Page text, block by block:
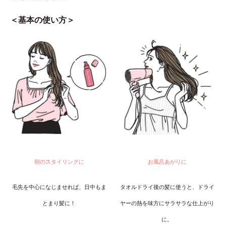
＜基本の使い方＞
朝のスタイリングに
毛先を中心になじませれば、日中もま
とまり髪に！
お風呂あがりに
タオルドライ後の髪に使うと、ドライ
ヤーの熱を味方にサラサラな仕上がり
に。